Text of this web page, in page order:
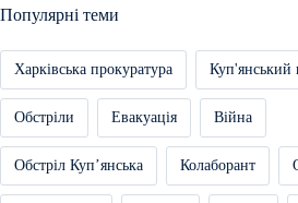
Популярні теми
Харківська прокуратура Куп'янський
Обстріли Евакуація Війна
Обстріл Купʼянська Колаборант